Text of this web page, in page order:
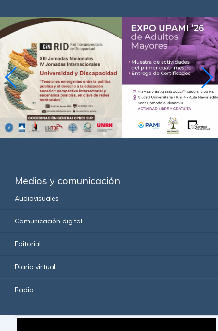
Medios y comunicación
Audiovisuales
Comunicación digital
Editorial
Diario virtual
Radio